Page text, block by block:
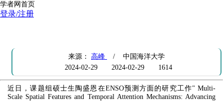
学者网首页
登录/注册
来源： 高峰
/ 中国海洋大学
2024-02-29
2024-02-29 1614
近日，课题组硕士生陶盛恩在ENSO预测方面的研究工作" Multi-
Scale Spatial Features and Temporal Attention Mechanisms: Advancing